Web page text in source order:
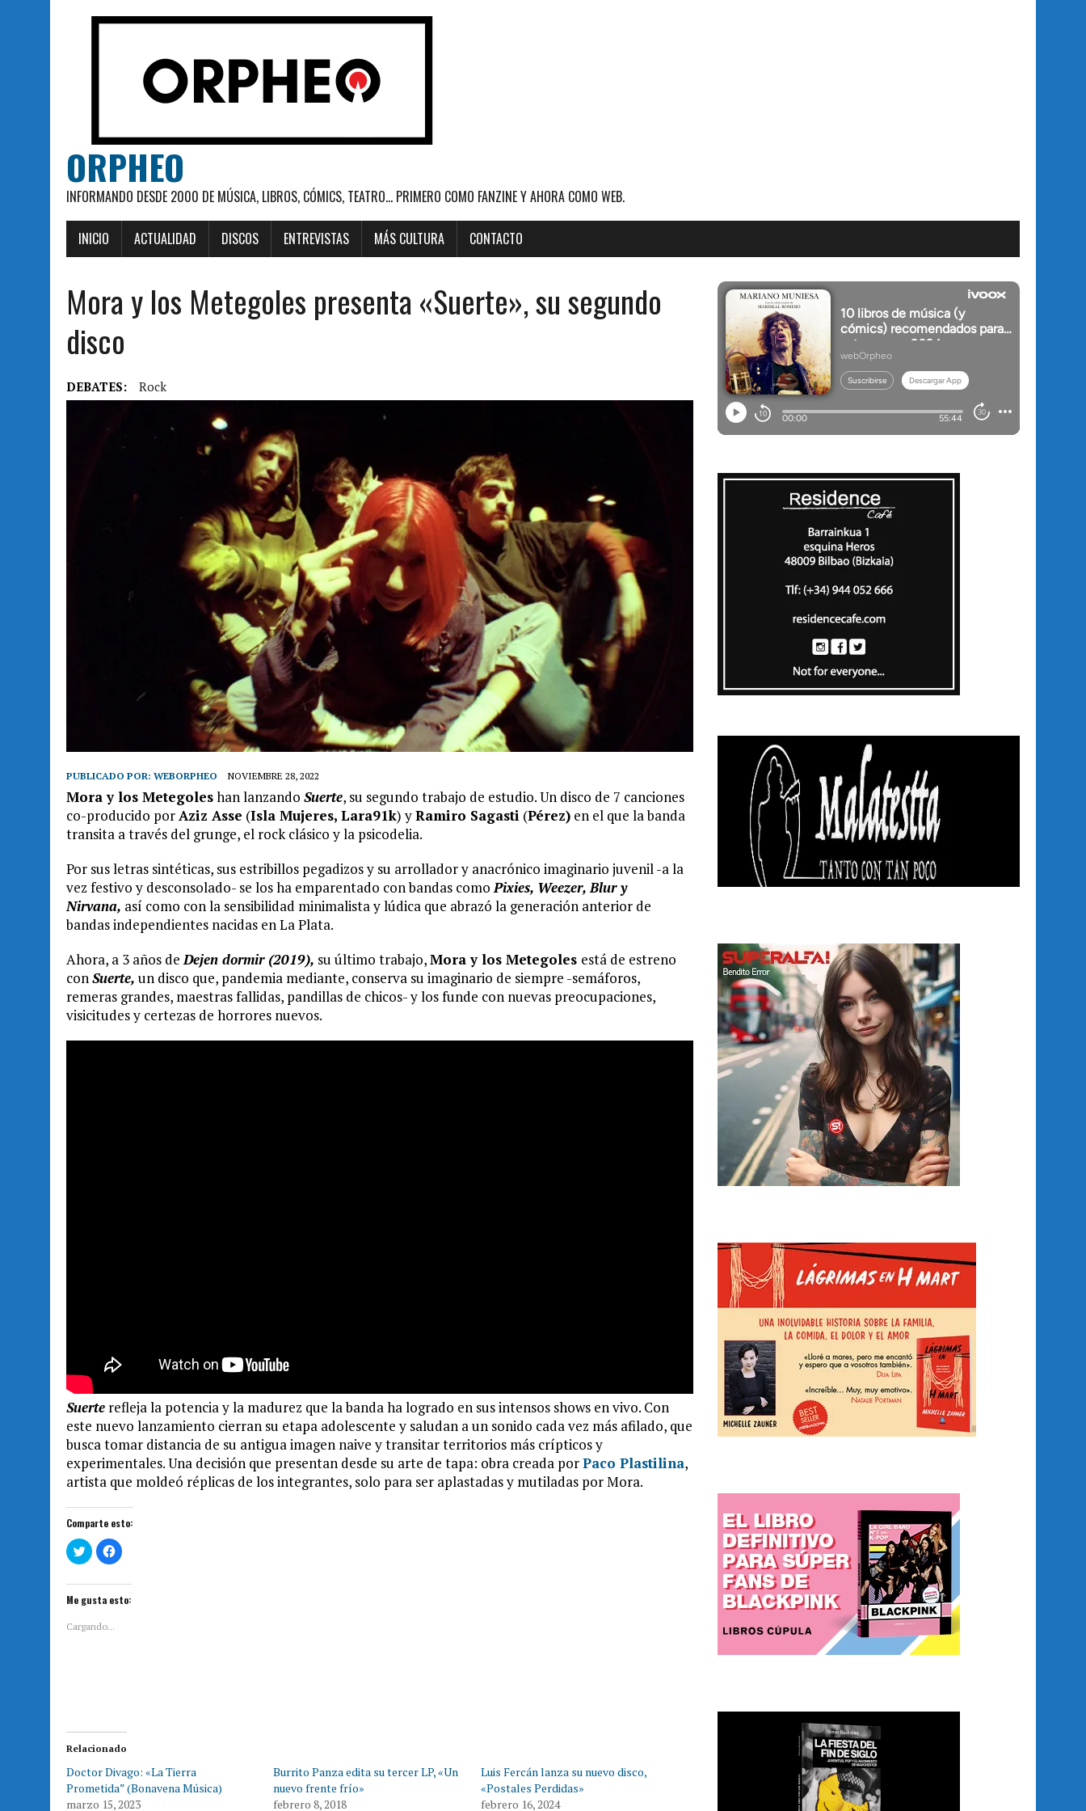
ORPHEO
INFORMANDO DESDE 2000 DE MÚSICA, LIBROS, CÓMICS, TEATRO... PRIMERO COMO FANZINE Y AHORA COMO WEB.
INICIO ACTUALIDAD DISCOS ENTREVISTAS MÁS CULTURA CONTACTO
Mora y los Metegoles presenta «Suerte», su segundo
disco
DEBATES: Rock
PUBLICADO POR: WEBORPHEO NOVIEMBRE 28, 2022
Mora y los Metegoleshan lanzando Suerte, su segundo trabajo de estudio. Un disco de 7 canciones
co-producido porAziz Asse (Isla Mujeres, Lara91k) yRamiro Sagasti (Pérez) en el que la banda
transita a través del grunge, el rock clásico y la psicodelia.
Por sus letras sintéticas, sus estribillos pegadizos y su arrollador y anacrónico imaginario juvenil -a la
vez festivo y desconsolado- se los ha emparentado con bandas comoPixies, Weezer, Blur y
Nirvana, así como con la sensibilidad minimalista y lúdica que abrazó la generación anterior de
bandas independientes nacidas en La Plata.
Ahora, a 3 años deDejen dormir (2019), su último trabajo,Mora y los Metegoles está de estreno
conSuerte, un disco que, pandemia mediante, conserva su imaginario de siempre -semáforos,
remeras grandes, maestras fallidas, pandillas de chicos- y los funde con nuevas preocupaciones,
visicitudes y certezas de horrores nuevos.
Suerte refleja la potencia y la madurez que la banda ha logrado en sus intensos shows en vivo. Con
este nuevo lanzamiento cierran su etapa adolescente y saludan a un sonido cada vez más afilado, que
busca tomar distancia de su antigua imagen naive y transitar territorios más crípticos y
experimentales. Una decisión que presentan desde su arte de tapa: obra creada porPaco Plastilina,
artista que moldeó réplicas de los integrantes, solo para ser aplastadas y mutiladas por Mora.
Comparte esto:
H
a
l
i
c
a
r
n
w
t
t
H
a
l
i
c
r
e
n
a
c
e
b
Me gusta esto:
Cargando...
Relacionado
Doctor Divago: «La Tierra
Prometida” (Bonavena Música)
marzo 15, 2023
Burrito Panza edita su tercer LP, «Un
nuevo frente frío»
febrero 8, 2018
Luis Fercán lanza su nuevo disco,
«Postales Perdidas»
febrero 16, 2024